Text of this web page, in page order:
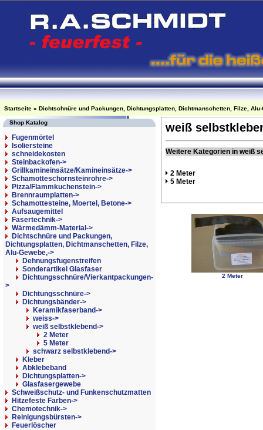
Startseite » Dichtschnüre und Packungen, Dichtungsplatten, Dichtmanschetten, Filze, Alu-
Shop Katalog
Fugenmörtel
Isoliersteine
schneidekosten
Steinbackofen->
Grillkamineinsätze/Kamineinsätze->
Schamotteschornsteinrohre->
Pizza/Flammkuchenstein->
Brennraumplatten->
Schamottesteine, Moertel, Betone->
Aufsaugemittel
Fasertechnik->
Wärmedämm-Material->
Dichtschnüre und Packungen,
Dichtungsplatten, Dichtmanschetten, Filze,
Alu-Gewebe,->
Dehnungsfugenstreifen
Sonderartikel Glasfaser
Dichtungsschnüre/Vierkantpackungen-
>
Dichtungsschnüre->
Dichtungsbänder->
Keramikfaserband->
weiss->
weiß selbstklebend->
2 Meter
5 Meter
schwarz selbstklebend->
Kleber
Abklebeband
Dichtungsplatten->
Glasfasergewebe
Schweißschutz- und Funkenschutzmatten
Hitzefeste Farben->
Chemotechnik->
Reinigungsbürsten->
Feuerlöscher
weiß
Weitere Kategorien in weiß
2 Meter
5 Meter
2 Meter